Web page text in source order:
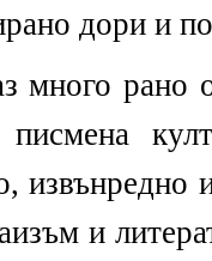
дори и
много рано
писмена
извънредно
и